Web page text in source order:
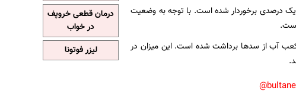
مکعب سال گذشته از رشد یک درصدی برخوردار شده است. با توجه به وضعیت
جاری تا ۱۸ بهمن ماه، هفت میلیارد و ۴۷۰ میلیون متر مکعب آب از سدها برداشت شده است. این میزان در
درمان قطعی خروپف
در خواب
لیزر فوتونا